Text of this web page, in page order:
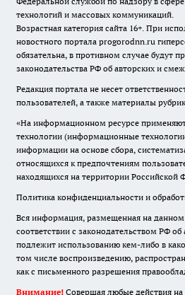
технологий и массовых коммуникаций.
Возрастная категория сайта 16+. При
новостного портала progorodnn.ru
обязательна, в противном случае будут
законодательства РФ об авторских и
Редакция портала не несет
пользователей, а также материалы
«На информационном ресурсе
технологии (информационные
информации на основе сбора,
относящихся к предпочтениям
находящихся на территории Российской
Политика конфиденциальности и
Вся информация, размещенная на данном
соответствии с законодательством РФ
подлежит использованию кем-либо в
том числе воспроизведению,
как с письменного разрешения
Внимание! Совершая любые действия на